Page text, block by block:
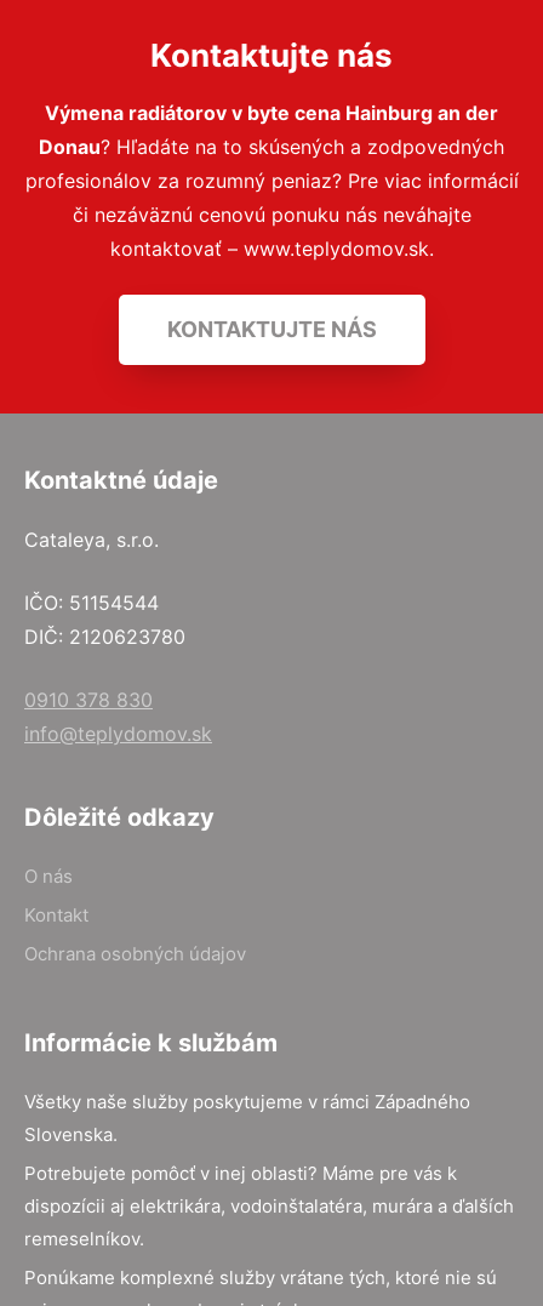
Kontaktujte nás
Výmena radiátorov v byte cena Hainburg an der
Donau? Hľadáte na to skúsených a zodpovedných
profesionálov za rozumný peniaz? Pre viac informácií
či nezáväznú cenovú ponuku nás neváhajte
kontaktovať – www.teplydomov.sk.
KONTAKTUJTE NÁS
Kontaktné údaje
Cataleya, s.r.o.
IČO: 51154544
DIČ: 2120623780
0910 378 830
info@teplydomov.sk
Dôležité odkazy
O nás
Kontakt
Ochrana osobných údajov
Informácie k službám
Všetky naše služby poskytujeme v rámci Západného
Slovenska.
Potrebujete pomôcť v inej oblasti? Máme pre vás k
dispozícii aj elektrikára, vodoinštalatéra, murára a ďalších
remeselníkov.
Ponúkame komplexné služby vrátane tých, ktoré nie sú